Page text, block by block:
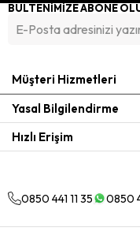
BÜLTENİMİZE ABONE
Müşteri Hizmetleri
Yasal Bilgilendirme
Hızlı Erişim
0850 441 11 35 0850